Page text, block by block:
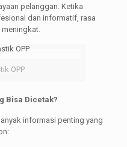
pelanggan. Ketika
dan informatif, rasa
OPP
Bisa Dicetak?
informasi penting yang